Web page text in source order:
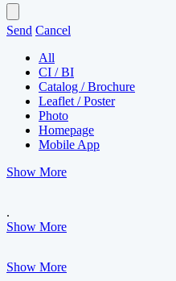
Send Cancel
All
CI / BI
Catalog / Brochure
Leaflet / Poster
Photo
Homepage
Mobile App
Show More
.
Show More
Show More